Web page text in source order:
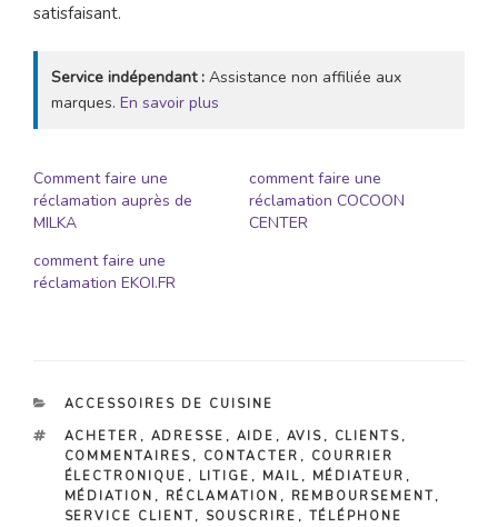
satisfaisant.
Service indépendant : Assistance non affiliée aux
marques. En savoir plus
Comment faire une
réclamation auprès de
MILKA
comment faire une
réclamation COCOON
CENTER
comment faire une
réclamation EKOI.FR
CATÉGORIES
ACCESSOIRES DE CUISINE
ÉTIQUETTES
ACHETER , ADRESSE , AIDE , AVIS , CLIENTS ,
COMMENTAIRES , CONTACTER , COURRIER
ÉLECTRONIQUE , LITIGE , MAIL , MÉDIATEUR ,
MÉDIATION , RÉCLAMATION , REMBOURSEMENT,
SERVICE CLIENT, SOUSCRIRE , TÉLÉPHONE